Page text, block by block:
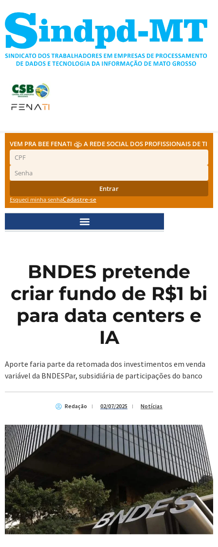
para
conteúdo
VEM PRA BEE FENATI A REDE SOCIAL DOS PROFISSIONAIS DE TI
Entrar
Esqueci minha senhaCadastre-se
BNDES pretende
criar fundo de R$1 bi
para data centers e
IA
Aporte faria parte da retomada dos investimentos em venda
variável da BNDESPar, subsidiária de participações do banco
Redação 02/07/2025 Notícias